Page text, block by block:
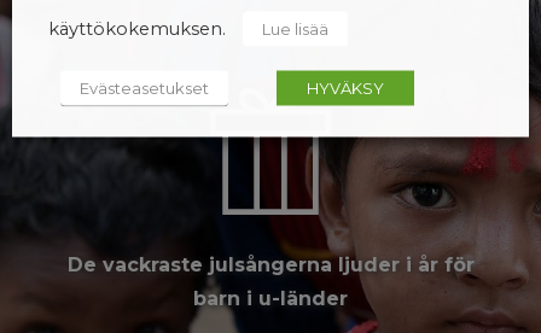
De vackraste julsångerna ljuder i år för
barn i u-länder
käyttökokemuksen.
Lue lisää
Evästeasetukset HYVÄKSY